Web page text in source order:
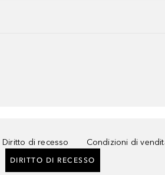
Diritto di recesso Condizioni di
DIRITTO DI RECESSO